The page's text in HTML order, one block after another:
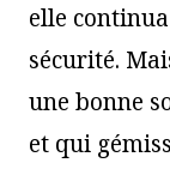
elle
sécurité.
une bonne
et qui